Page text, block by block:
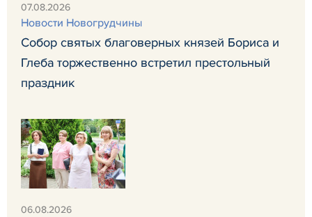
07.08.2026
Новости Новогрудчины
Собор святых благоверных князей Бориса и
Глеба торжественно встретил престольный
праздник
06.08.2026